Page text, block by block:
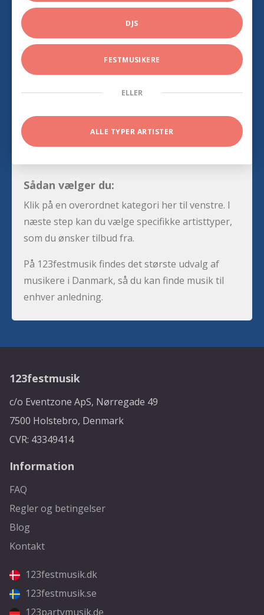
DJS
FESTMUSIKERE
ELLER
ALLE TYPER ARTISTER
Sådan vælger du:
Klik på en overordnet kategori her til venstre. I
næste step kan du vælge specifikke artisttyper,
som du ønsker tilbud fra.
På 123festmusik findes det største udvalg af
musikere i Danmark, så du kan finde musik til
enhver anledning.
123festmusik
c/o Eventzone ApS, Nørregade 49
7500 Holstebro, Denmark
CVR: 43349414
Information
FAQ
Regler og betingelser
Blog
Kontakt
123festmusik.dk
123festmusik.se
123partymusik.de